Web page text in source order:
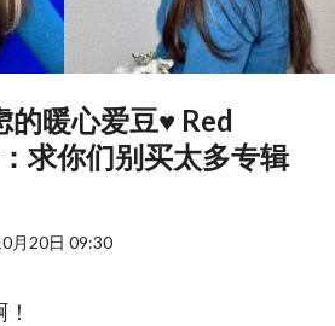
的暖心爱豆♥ Red
求你们别买太多专辑
月20日 09:30